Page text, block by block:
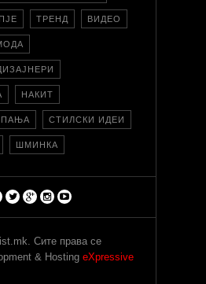
ТРЕНД ВИДЕО
НАКИТ
СТИЛСКИ ИДЕИ
ШМИНКА
Сите права се
& Hosting eXpressive